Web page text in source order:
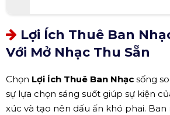
Lợi Ích Thuê Ban
Với Mở Nhạc Thu Sẵn
Chọn Lợi Ích Thuê Ban Nhạc sống
sự lựa chọn sáng suốt giúp sự kiện
xúc và tạo nên dấu ấn khó phai.